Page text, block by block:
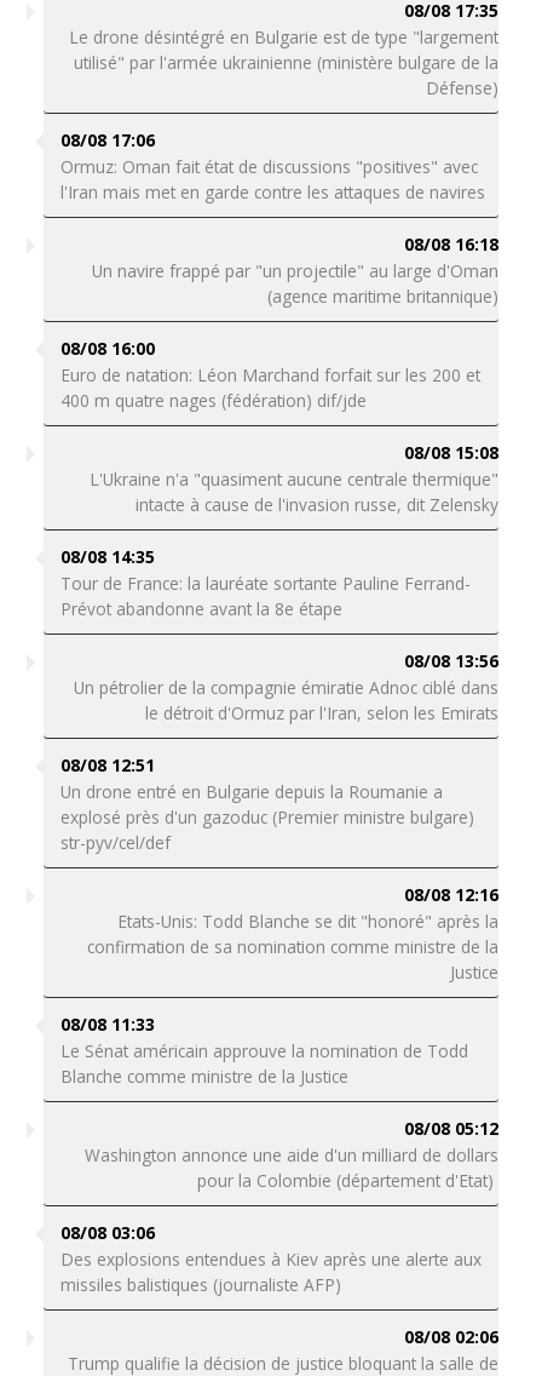
08/08 17:35
Le drone désintégré en Bulgarie est de type "largement
utilisé" par l'armée ukrainienne (ministère bulgare de la
Défense)
08/08 17:06
Ormuz: Oman fait état de discussions "positives" avec
l'Iran mais met en garde contre les attaques de navires
08/08 16:18
Un navire frappé par "un projectile" au large d'Oman
(agence maritime britannique)
08/08 16:00
Euro de natation: Léon Marchand forfait sur les 200 et
400 m quatre nages (fédération) dif/jde
08/08 15:08
L'Ukraine n'a "quasiment aucune centrale thermique"
intacte à cause de l'invasion russe, dit Zelensky
08/08 14:35
Tour de France: la lauréate sortante Pauline Ferrand-
Prévot abandonne avant la 8e étape
08/08 13:56
Un pétrolier de la compagnie émiratie Adnoc ciblé dans
le détroit d'Ormuz par l'Iran, selon les Emirats
08/08 12:51
Un drone entré en Bulgarie depuis la Roumanie a
explosé près d'un gazoduc (Premier ministre bulgare)
str-pyv/cel/def
08/08 12:16
Etats-Unis: Todd Blanche se dit "honoré" après la
confirmation de sa nomination comme ministre de la
Justice
08/08 11:33
Le Sénat américain approuve la nomination de Todd
Blanche comme ministre de la Justice
08/08 05:12
Washington annonce une aide d'un milliard de dollars
pour la Colombie (département d'Etat)
08/08 03:06
Des explosions entendues à Kiev après une alerte aux
missiles balistiques (journaliste AFP)
08/08 02:06
Trump qualifie la décision de justice bloquant la salle de